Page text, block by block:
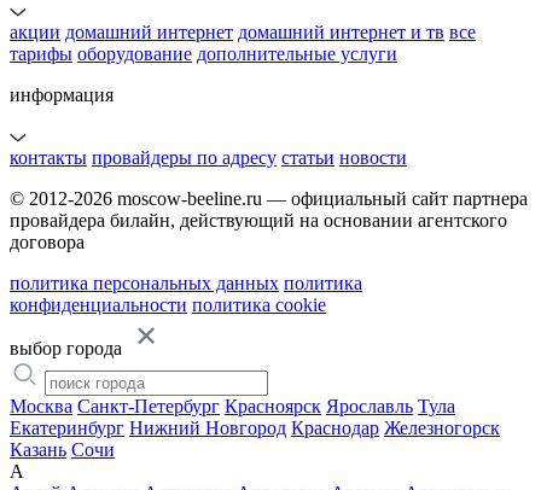
акции домашний интернет домашний интернет и тв все
тарифы оборудование дополнительные услуги
информация
контакты провайдеры по адресу статьи новости
© 2012-2026 moscow-beeline.ru — официальный сайт партнера
провайдера билайн, действующий на основании агентского
договора
политика персональных данных политика
конфиденциальности политика cookie
выбор города
Москва Санкт-Петербург Красноярск Ярославль Тула
Екатеринбург Нижний Новгород Краснодар Железногорск
Казань Сочи
А